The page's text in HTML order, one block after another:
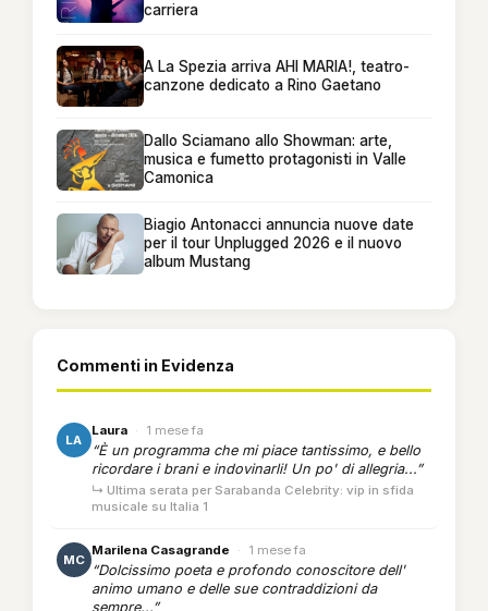
carriera
A La Spezia arriva AHI MARIA!, teatro-
canzone dedicato a Rino Gaetano
Dallo Sciamano allo Showman: arte,
musica e fumetto protagonisti in Valle
Camonica
Biagio Antonacci annuncia nuove date
per il tour Unplugged 2026 e il nuovo
album Mustang
Commenti in Evidenza
LA
Laura · 1 mese fa
“È un programma che mi piace tantissimo, e bello
ricordare i brani e indovinarli! Un po' di allegria...”
↳ Ultima serata per Sarabanda Celebrity: vip in sfida
musicale su Italia 1
MC
Marilena Casagrande · 1 mese fa
“Dolcissimo poeta e profondo conoscitore dell'
animo umano e delle sue contraddizioni da
sempre...”